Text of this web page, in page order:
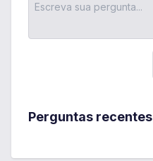
Perguntas recentes